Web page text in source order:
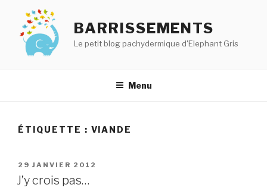
contenu
principal
BARRISSEMENTS
Le petit blog pachydermique d'Elephant Gris
Menu
ÉTIQUETTE : VIANDE
PUBLIÉ
LE
29 JANVIER 2012
J’y crois pas…